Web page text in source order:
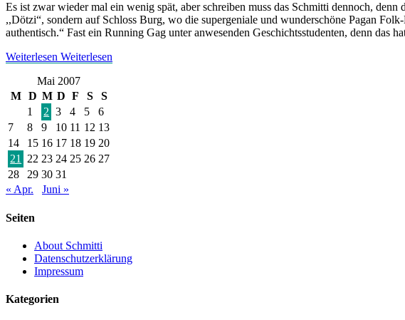
Es ist zwar wieder mal ein wenig spät, aber schreiben muss das Schmitti dennoch,
,,Dötzi“, sondern auf Schloss Burg, wo die supergeniale und wunderschöne Pagan
authentisch.“ Fast ein Running Gag unter anwesenden Geschichtsstudenten, denn das
Weiterlesen Weiterlesen
Mai 2007
M D M D F S
S
1
2 3 4 5
6
7
8 9 10 11 12 13
14
15 16 17 18 19 20
21
22 23 24 25 26 27
28
29 30 31
« Apr.
Juni »
Seiten
About Schmitti
Datenschutzerklärung
Impressum
Kategorien